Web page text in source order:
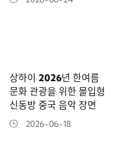
상하이 2026년 한여름
문화 관광을 위한 몰입형
신동방 중국 음악 장면
2026-06-18